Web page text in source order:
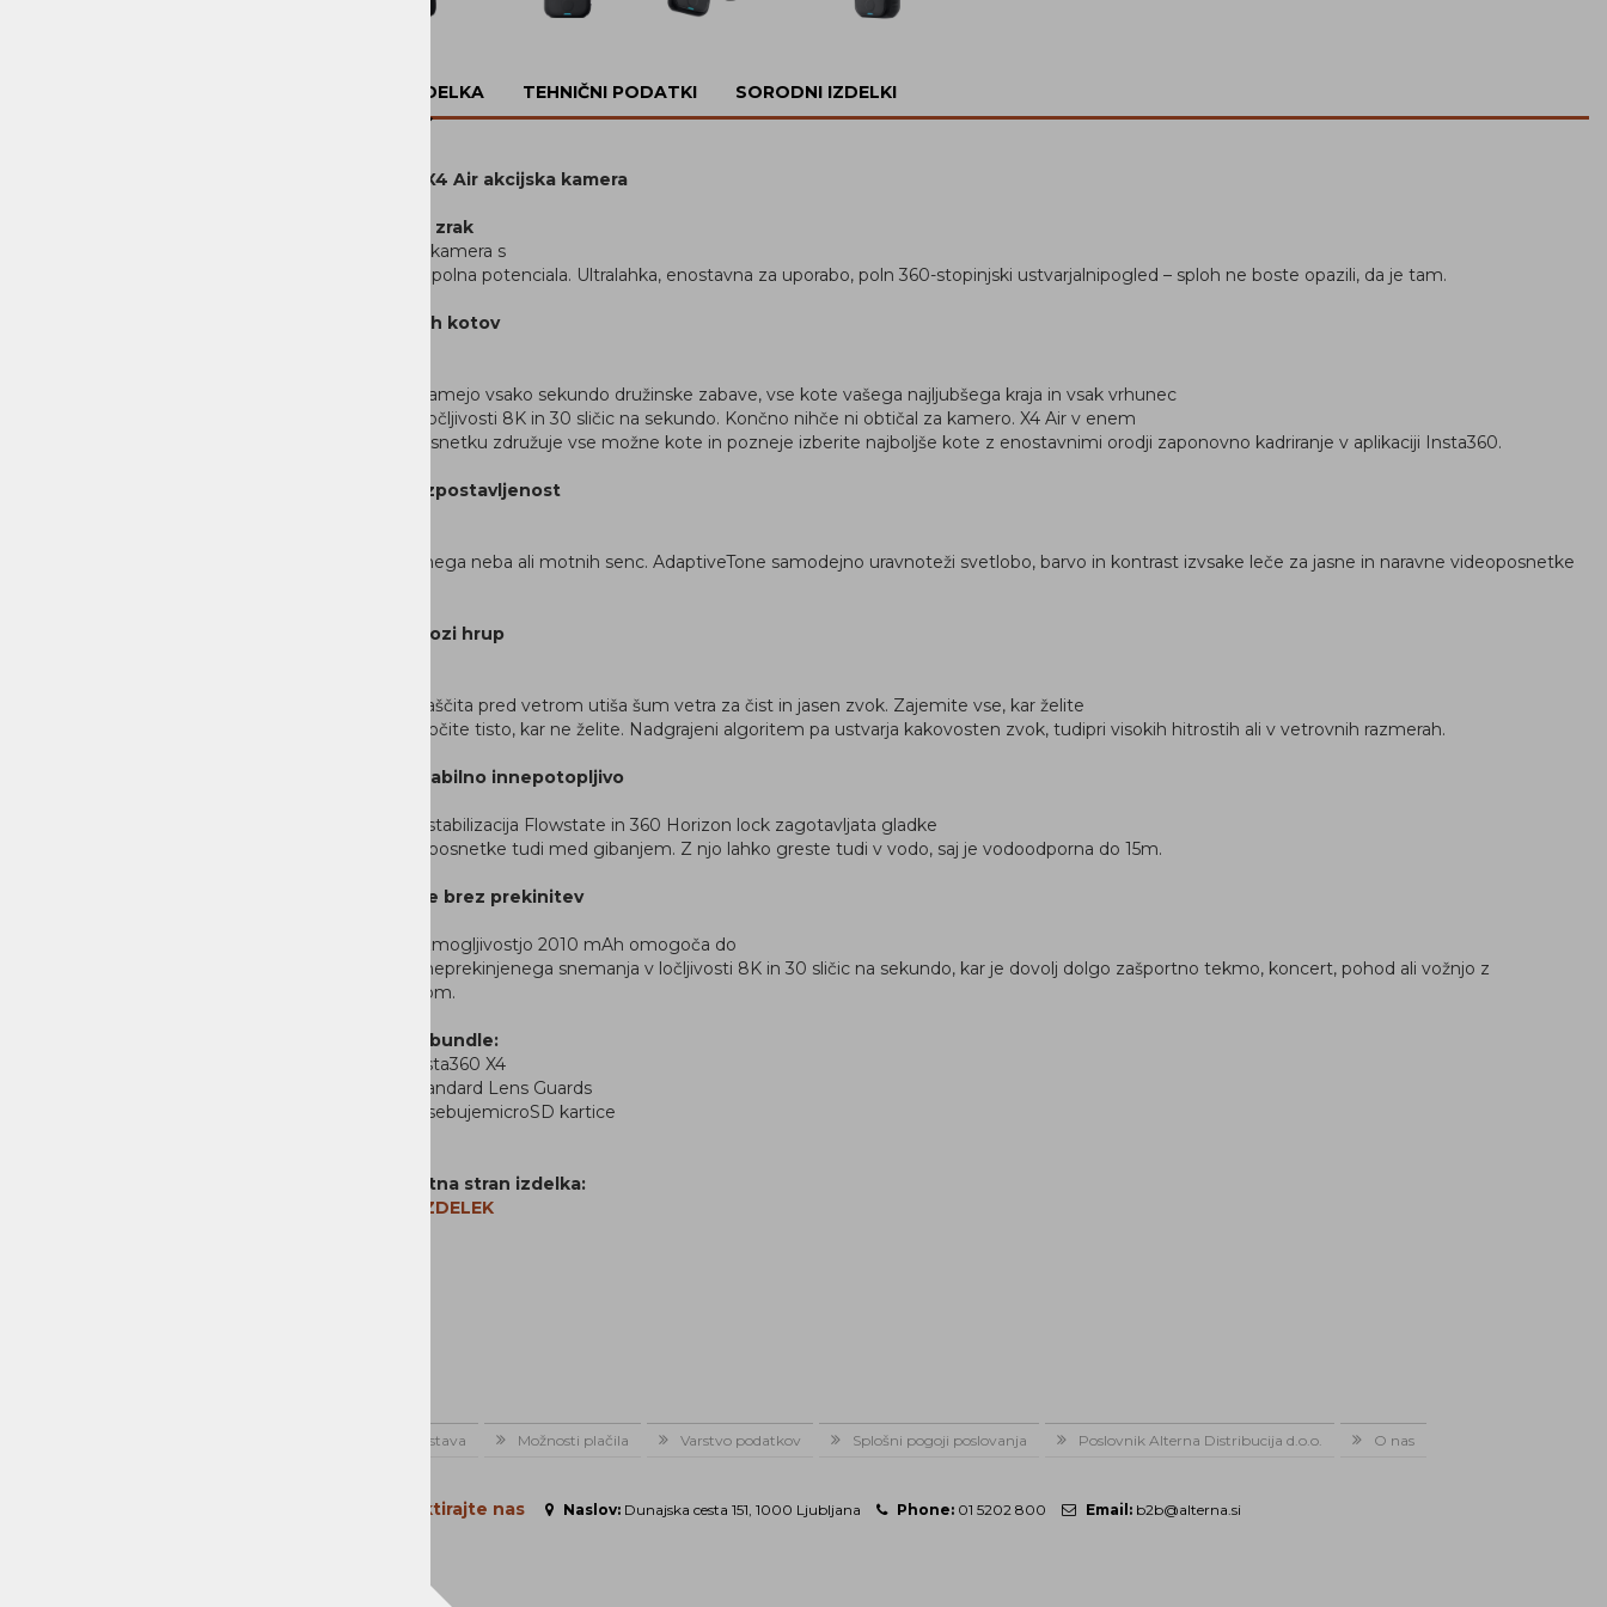
OPIS IZDELKA TEHNIČNI PODATKI SORODNI IZDELKI
Insta360 X4 Air akcijska kamera
Lahka kot zrak
Elegantna kamera s
težo 165 g, polna potenciala. Ultralahka, enostavna za uporabo, poln 360-stopinjski ustvarjalnipogled – sploh ne boste opazili, da je tam.
Brez slepih kotov
objektivi ujamejo vsako sekundo družinske zabave, vse kote vašega najljubšega kraja in vsak vrhunec
v osupljivi ločljivosti 8K in 30 sličic na sekundo. Končno nihče ni obtičal za kamero. X4 Air v enem
samem posnetku združuje vse možne kote in pozneje izberite najboljše kote z enostavnimi orodji zaponovno kadriranje v aplikaciji Insta360.
Popolna izpostavljenost
preoblečenega neba ali motnih senc. AdaptiveTone samodejno uravnoteži svetlobo, barvo in kontrast izvsake leče za jasne in naravne videoposnetke
Prereži skozi hrup
Vgrajena zaščita pred vetrom utiša šum vetra za čist in jasen zvok. Zajemite vse, kar želite
slišati, in izločite tisto, kar ne želite. Nadgrajeni algoritem pa ustvarja kakovosten zvok, tudipri visokih hitrostih ali v vetrovnih razmerah.
Gladko, stabilno innepotopljivo
Napredna stabilizacija Flowstate in 360 Horizon lock zagotavljata gladke
in stabilne posnetke tudi med gibanjem. Z njo lahko greste tudi v vodo, saj je vodoodporna do 15m.
Ustvarjajte brez prekinitev
Baterija z zmogljivostjo 2010 mAh omogoča do
88 minut neprekinjenega snemanja v ločljivosti 8K in 30 sličic na sekundo, kar je dovolj dolgo zašportno tekmo, koncert, pohod ali vožnjo z
avtomobilom.
Standard bundle:
1x Insta360 X4
1x Standard Lens Guards
Ne vsebujemicroSD kartice
Spletna stran izdelka:
NA IZDELEK
Dostava Možnosti plačila Varstvo podatkov Splošni pogoji poslovanja Poslovnik Alterna Distribucija d.o.o. O nas
Kontaktirajte nas Naslov:Dunajska cesta 151, 1000 Ljubljana Phone:01 5202 800 Email:b2b@alterna.si